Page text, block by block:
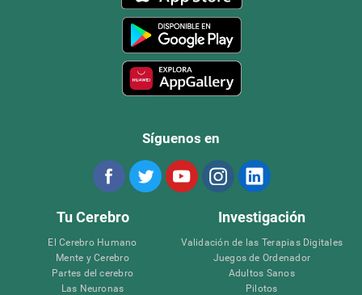
Síguenos en
Tu Cerebro
El Cerebro Humano
Mente y Cerebro
Partes del cerebro
Las Neuronas
Investigación
Validación de las Terapias Digitales
Juegos de Ordenador
Adultos Sanos
Pilotos